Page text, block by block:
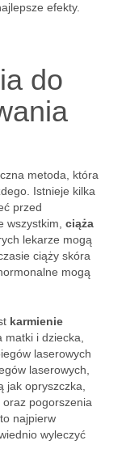
efekty.
do
metoda, która
Istnieje kilka
przed
wszystkim, ciąża
lekarze mogą
ciąży skóra
mogą
karmienie
matki i dziecka,
laserowych
laserowych,
jak opryszczka,
oraz pogorszenia
najpierw
wyleczyć